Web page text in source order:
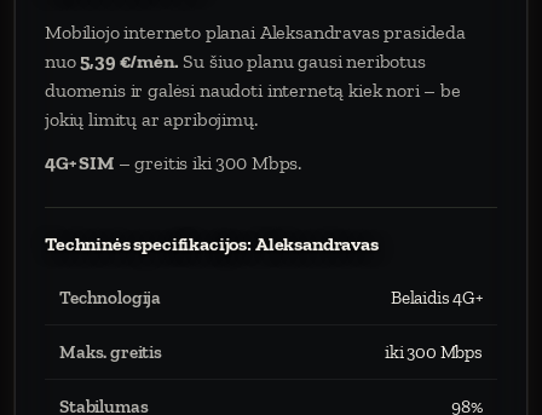
Mobiliojo interneto planai Aleksandravas prasideda
nuo5,39 €/mėn. Su šiuo planu gausi neribotus
duomenis ir galėsi naudoti internetą kiek nori – be
jokių limitų ar apribojimų.
4G+ SIM– greitis iki 300 Mbps.
Techninės specifikacijos: Aleksandravas
Technologija Belaidis 4G+
Maks. greitis iki 300 Mbps
Stabilumas 98%